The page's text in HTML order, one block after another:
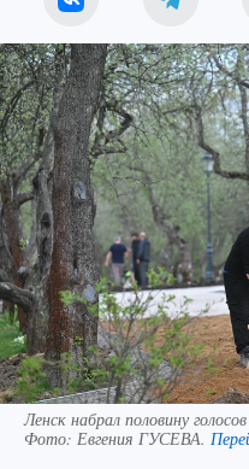
Ленск набрал половину
Фото: Евгения ГУСЕВА.